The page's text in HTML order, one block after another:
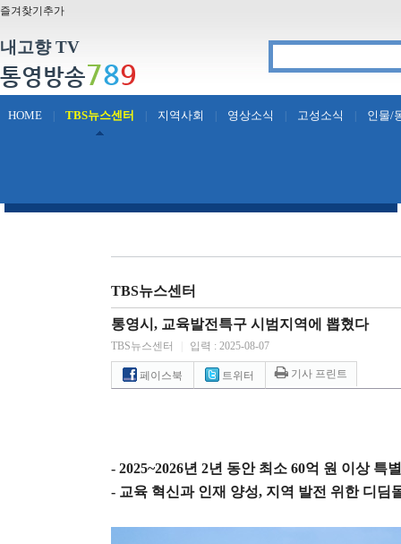
즐겨찾기추가
내고향 TV
통영방송789
HOME TBS뉴스센터 지역사회 영상소식 고성소식 인물/
TBS뉴스센터
통영시, 교육발전특구 시범지역에 뽑혔다
TBS뉴스센터 입력 : 2025-08-07
페이스북 트위터 기사 프린트
- 2025~2026년 2년 동안 최소 60억 원 이상 특
- 교육 혁신과 인재 양성, 지역 발전 위한 디딤